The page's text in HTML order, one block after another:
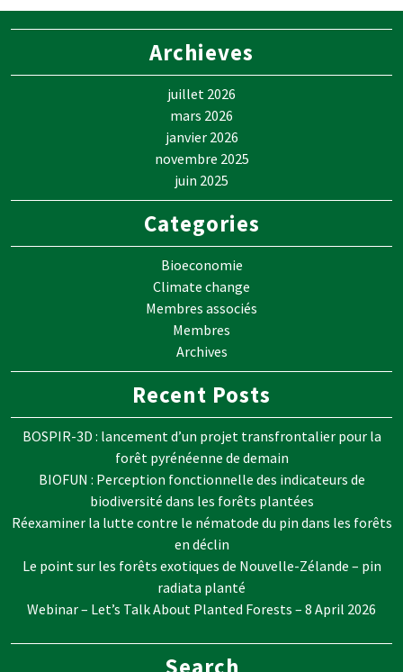
Archieves
juillet 2026
mars 2026
janvier 2026
novembre 2025
juin 2025
Categories
Bioeconomie
Climate change
Membres associés
Membres
Archives
Recent Posts
BOSPIR-3D : lancement d’un projet transfrontalier pour la
forêt pyrénéenne de demain
BIOFUN : Perception fonctionnelle des indicateurs de
biodiversité dans les forêts plantées
Réexaminer la lutte contre le nématode du pin dans les forêts
en déclin
Le point sur les forêts exotiques de Nouvelle-Zélande – pin
radiata planté
Webinar – Let’s Talk About Planted Forests – 8 April 2026